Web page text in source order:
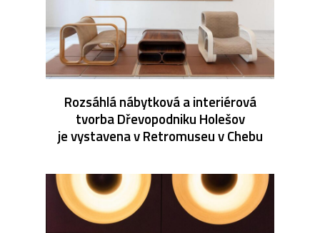
Rozsáhlá nábytková a interiérová
tvorba Dřevopodniku Holešov
je vystavena v Retromuseu v Chebu